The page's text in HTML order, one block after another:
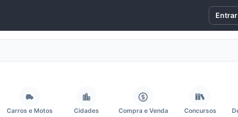
Entrar
Carros e Motos Cidades Compra e Venda Concursos